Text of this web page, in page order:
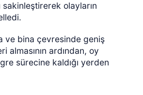
olayların
ve bina çevresinde geniş
almasının ardından, oy
sürecine kaldığı yerden